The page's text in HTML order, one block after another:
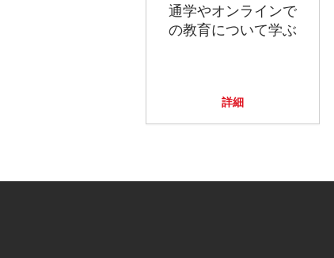
通学やオンラインで
の教育について学ぶ
詳細